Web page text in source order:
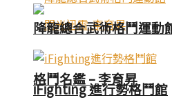
格鬥名鑑 – 李育昇
降龍總合武術格鬥運動
iFighting 進行勢格鬥館